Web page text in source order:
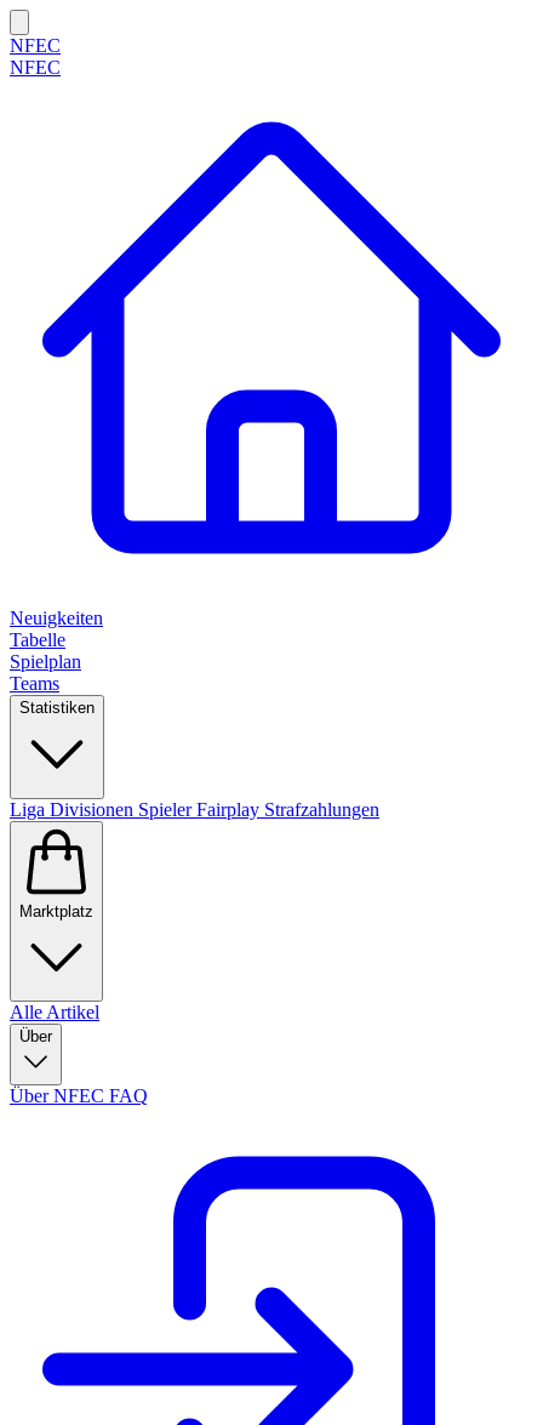
NFEC
NFEC
Neuigkeiten
Tabelle
Spielplan
Teams
Statistiken
Liga Divisionen SpielerFairplay Strafzahlungen
Marktplatz
Alle Artikel
Über
Über NFEC FAQ